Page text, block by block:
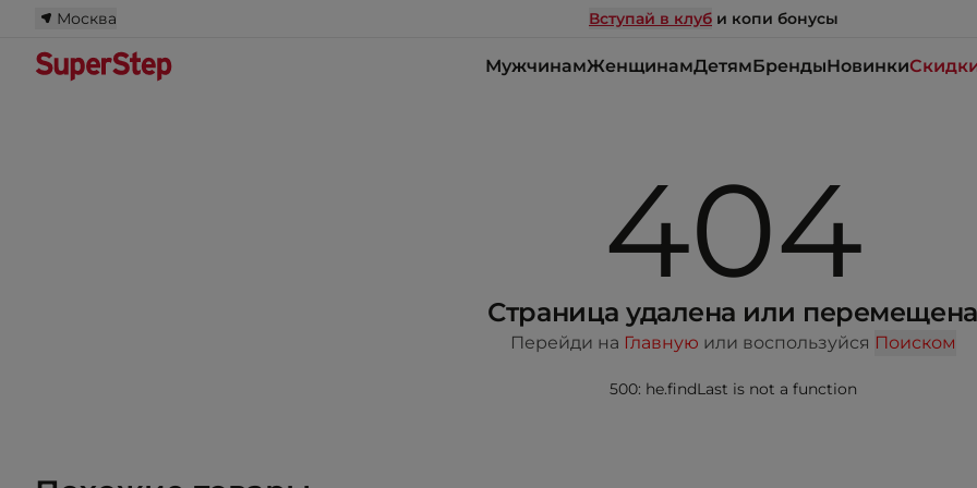
Москва Вступай в клуб и копи бонусы
МужчинамЖенщинамДетямБрендыНовинки
404
Страница удалена или перемещена
Перейди на Главную или воспользуйся Поиском
500: he.findLast is not a function